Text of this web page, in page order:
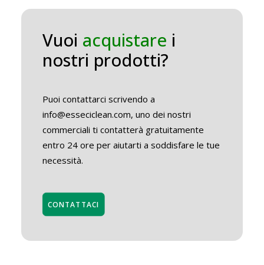
Vuoi acquistare i
nostri prodotti?
Puoi contattarci scrivendo a
info@esseciclean.com, uno dei nostri
commerciali ti contatterà gratuitamente
entro 24 ore per aiutarti a soddisfare le tue
necessità.
CONTATTACI